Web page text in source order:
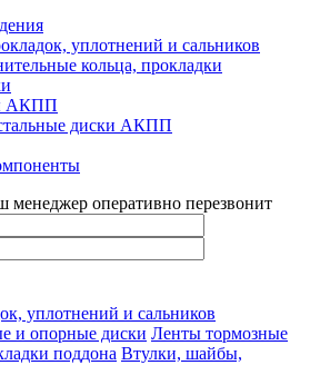
уплотнений и сальников
кольца, прокладки
АКПП
диски АКПП
менеджер оперативно перезвонит
уплотнений и сальников
и опорные диски Ленты тормозные
поддона Втулки, шайбы,